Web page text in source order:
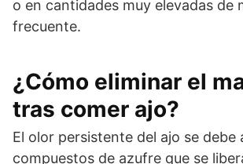
o en cantidades muy elevadas de
frecuente.
¿Cómo eliminar el
tras comer ajo?
El olor persistente del ajo se debe
compuestos de azufre que se